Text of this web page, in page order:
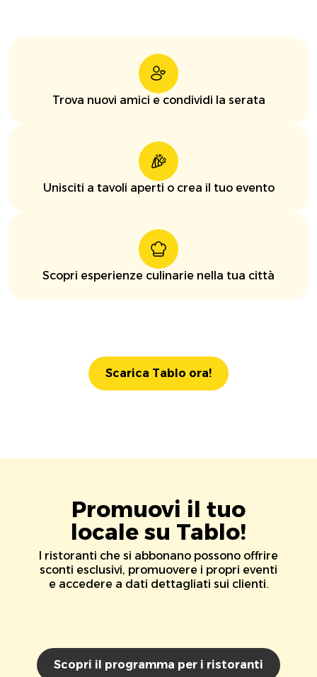
Trova nuovi amici e condividi la serata
Unisciti a tavoli aperti o crea il tuo evento
Scopri esperienze culinarie nella tua città
Scarica Tablo ora!
Promuovi il tuo
locale su Tablo!
I ristoranti che si abbonano possono offrire
sconti esclusivi, promuovere i propri eventi
e accedere a dati dettagliati sui clienti.
Scopri il programma per i ristoranti